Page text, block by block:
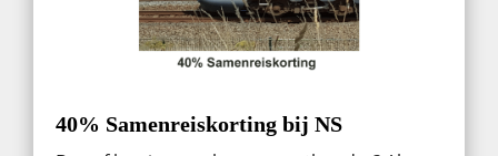
40% Samenreiskorting bij NS